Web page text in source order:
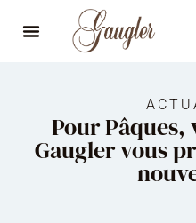
Pour
Gaugler vous